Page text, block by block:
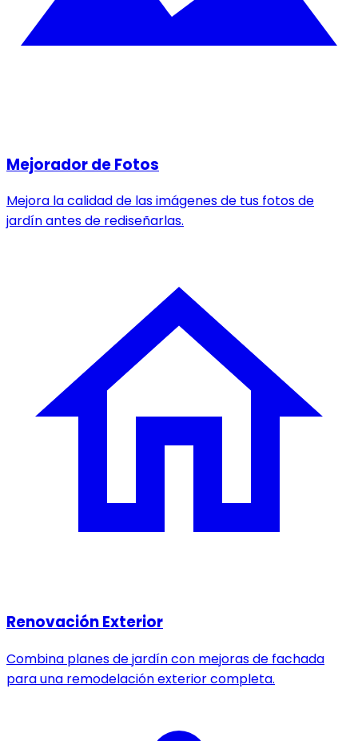
Mejorador de Fotos
Mejora la calidad de las imágenes de tus fotos de
jardín antes de rediseñarlas.
Renovación Exterior
Combina planes de jardín con mejoras de fachada
para una remodelación exterior completa.